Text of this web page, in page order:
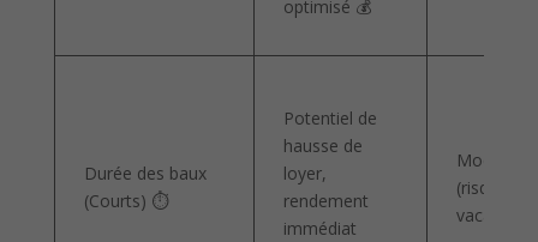
optimisé 💰
Durée des baux
(Courts) ⏱️
Potentiel de
hausse de
loyer,
rendement
immédiat
Modéré
(risque de
vacance)